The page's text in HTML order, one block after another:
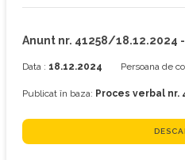
Anunt nr. 41258/18.12.2024
Data : 18.12.2024 Persoana de
Publicat în baza: Proces verbal nr.